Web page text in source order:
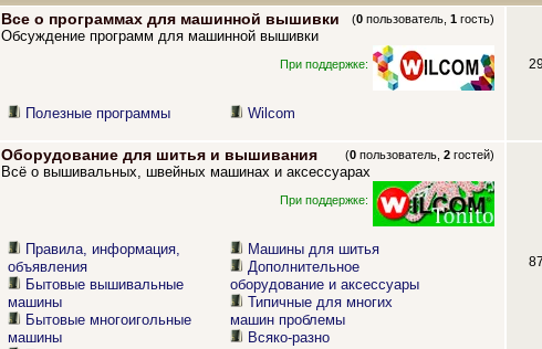
Все о программах для машинной вышивки (0 пользователь,1 гость)
Обсуждение программ для машинной вышивки
При поддержке:
Полезные программы Wilcom
Оборудование для шитья и вышивания (0 пользователь,2 гостей)
Всё о вышивальных, швейных машинах и аксессуарах
При поддержке:
Правила, информация,
объявления
Бытовые вышивальные
машины
Бытовые многоигольные
машины
Машины для шитья
Дополнительное
оборудование и аксессуары
Типичные для многих
машин проблемы
Всяко-разно